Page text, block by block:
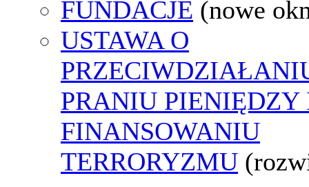
FUNDACJE (nowe
USTAWA O
PRANIU PIENIĘDZY
FINANSOWANIU
TERRORYZMU